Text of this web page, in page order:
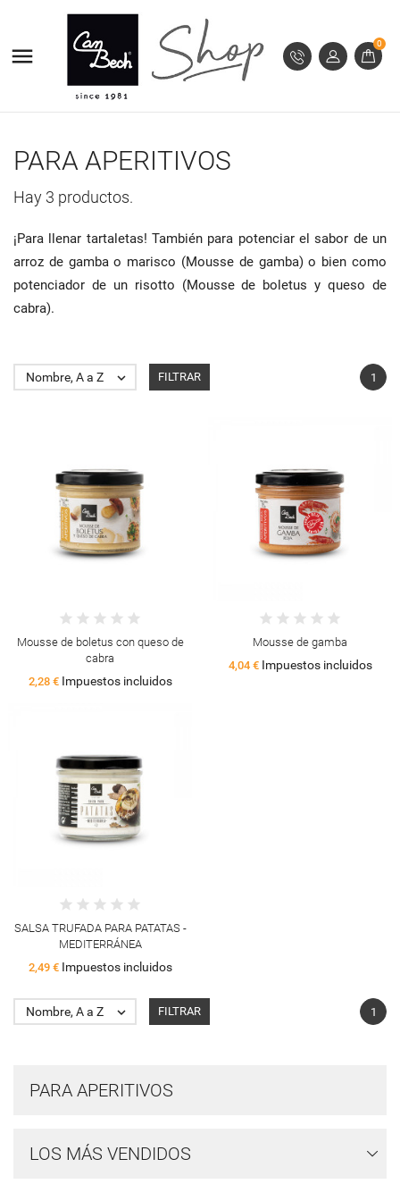
 0
PARA APERITIVOS
Hay 3 productos.
¡Para llenar tartaletas! También para potenciar el sabor de un
arroz de gamba o marisco (Mousse de gamba) o bien como
potenciador de un risotto (Mousse de boletus y queso de
cabra).
PARA APERITIVOS
LOS MÁS VENDIDOS
Nombre, A a Z  FILTRAR 1
Mousse de boletus con queso de
cabra
2,28 € Impuestos incluidos
Mousse de gamba
4,04 € Impuestos incluidos
SALSA TRUFADA PARA PATATAS -
MEDITERRÁNEA
2,49 € Impuestos incluidos
Nombre, A a Z  FILTRAR 1
MI LISTA DE DESEOS
add_circle_outline Crear nueva lista
((MODALTITLE))
((confirmMessage))
CREAR LISTA DE DESEOS
NOMBRE DE LA LISTA DE DESEOS
INICIAR SESIÓN
Debe iniciar sesión para guardar productos en su lista
de deseos.
Cancelar